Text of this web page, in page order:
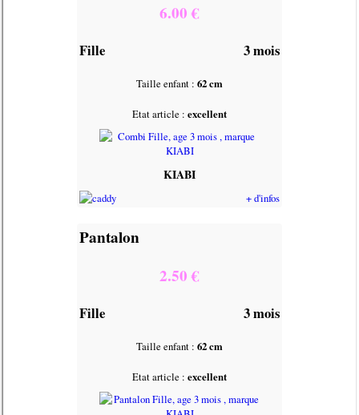
6.00 €
Fille 3 mois
Taille enfant : 62 cm
Etat article : excellent
KIABI
+ d'infos
Pantalon
2.50 €
Fille 3 mois
Taille enfant : 62 cm
Etat article : excellent